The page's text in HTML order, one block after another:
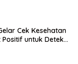
Cek Kesehatan
untuk Deteksi